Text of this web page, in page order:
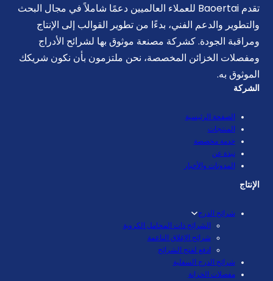
تقدم Baoertai للعملاء العالميين دعمًا شاملاً في مجال البحث
والتطوير والدعم الفني، بدءًا من تطوير القوالب إلى الإنتاج
ومراقبة الجودة. كشركة مصنعة موثوق بها لشرائح الأدراج
ومفصلات الخزائن المخصصة، نحن ملتزمون بأن نكون شريكك
الموثوق به.
الشركة
الصفحة الرئيسية
المنتجات
خدمة مخصصة
نبذة عن
المدونات والأخبار
الإنتاج
شرائح الدرج
الشرائح ذات المحامل الكروية
شرائح الإغلاق الناعمة
ادفع لفتح الشرائح
شرائح الدرج السفلية
مفصلات الخزانة